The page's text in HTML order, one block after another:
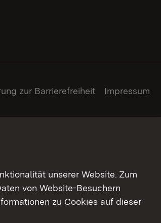
zur Barrierefreiheit Impressum
unserer Website. Zum
von Website-Besuchern
zu Cookies auf dieser